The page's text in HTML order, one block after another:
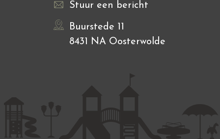
Stuur een bericht
Buurstede 11
8431 NA Oosterwolde